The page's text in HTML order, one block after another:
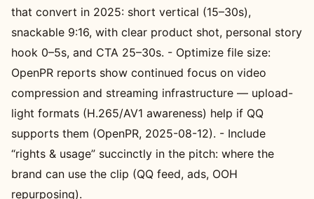
that convert in 2025: short vertical (15–30s),
snackable 9:16, with clear product shot, personal story
hook 0–5s, and CTA 25–30s. - Optimize file size:
OpenPR reports show continued focus on video
compression and streaming infrastructure — upload-
light formats (H.265/AV1 awareness) help if QQ
supports them (OpenPR, 2025-08-12). - Include
“rights & usage” succinctly in the pitch: where the
brand can use the clip (QQ feed, ads, OOH
repurposing).